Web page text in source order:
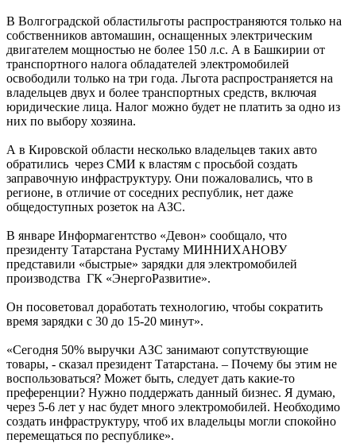
В Волгоградской областильготы распространяются только на
собственников автомашин, оснащенных электрическим
двигателем мощностью не более 150 л.с. А в Башкирии от
транспортного налога обладателей электромобилей
освободили только на три года. Льгота распространяется на
владельцев двух и более транспортных средств, включая
юридические лица. Налог можно будет не платить за одно из
них по выбору хозяина.
А в Кировской области несколько владельцев таких авто
обратились через СМИ к властям с просьбой создать
заправочную инфраструктуру. Они пожаловались, что в
регионе, в отличие от соседних республик, нет даже
общедоступных розеток на АЗС.
В январе Информагентство «Девон» сообщало, что
президенту Татарстана Рустаму МИННИХАНОВУ
представили «быстрые» зарядки для электромобилей
производства ГК «ЭнергоРазвитие».
Он посоветовал доработать технологию, чтобы сократить
время зарядки с 30 до 15-20 минут».
«Сегодня 50% выручки АЗС занимают сопутствующие
товары, - сказал президент Татарстана. – Почему бы этим не
воспользоваться? Может быть, следует дать какие-то
преференции? Нужно поддержать данный бизнес. Я думаю,
через 5-6 лет у нас будет много электромобилей. Необходимо
создать инфраструктуру, чтоб их владельцы могли спокойно
перемещаться по республике».